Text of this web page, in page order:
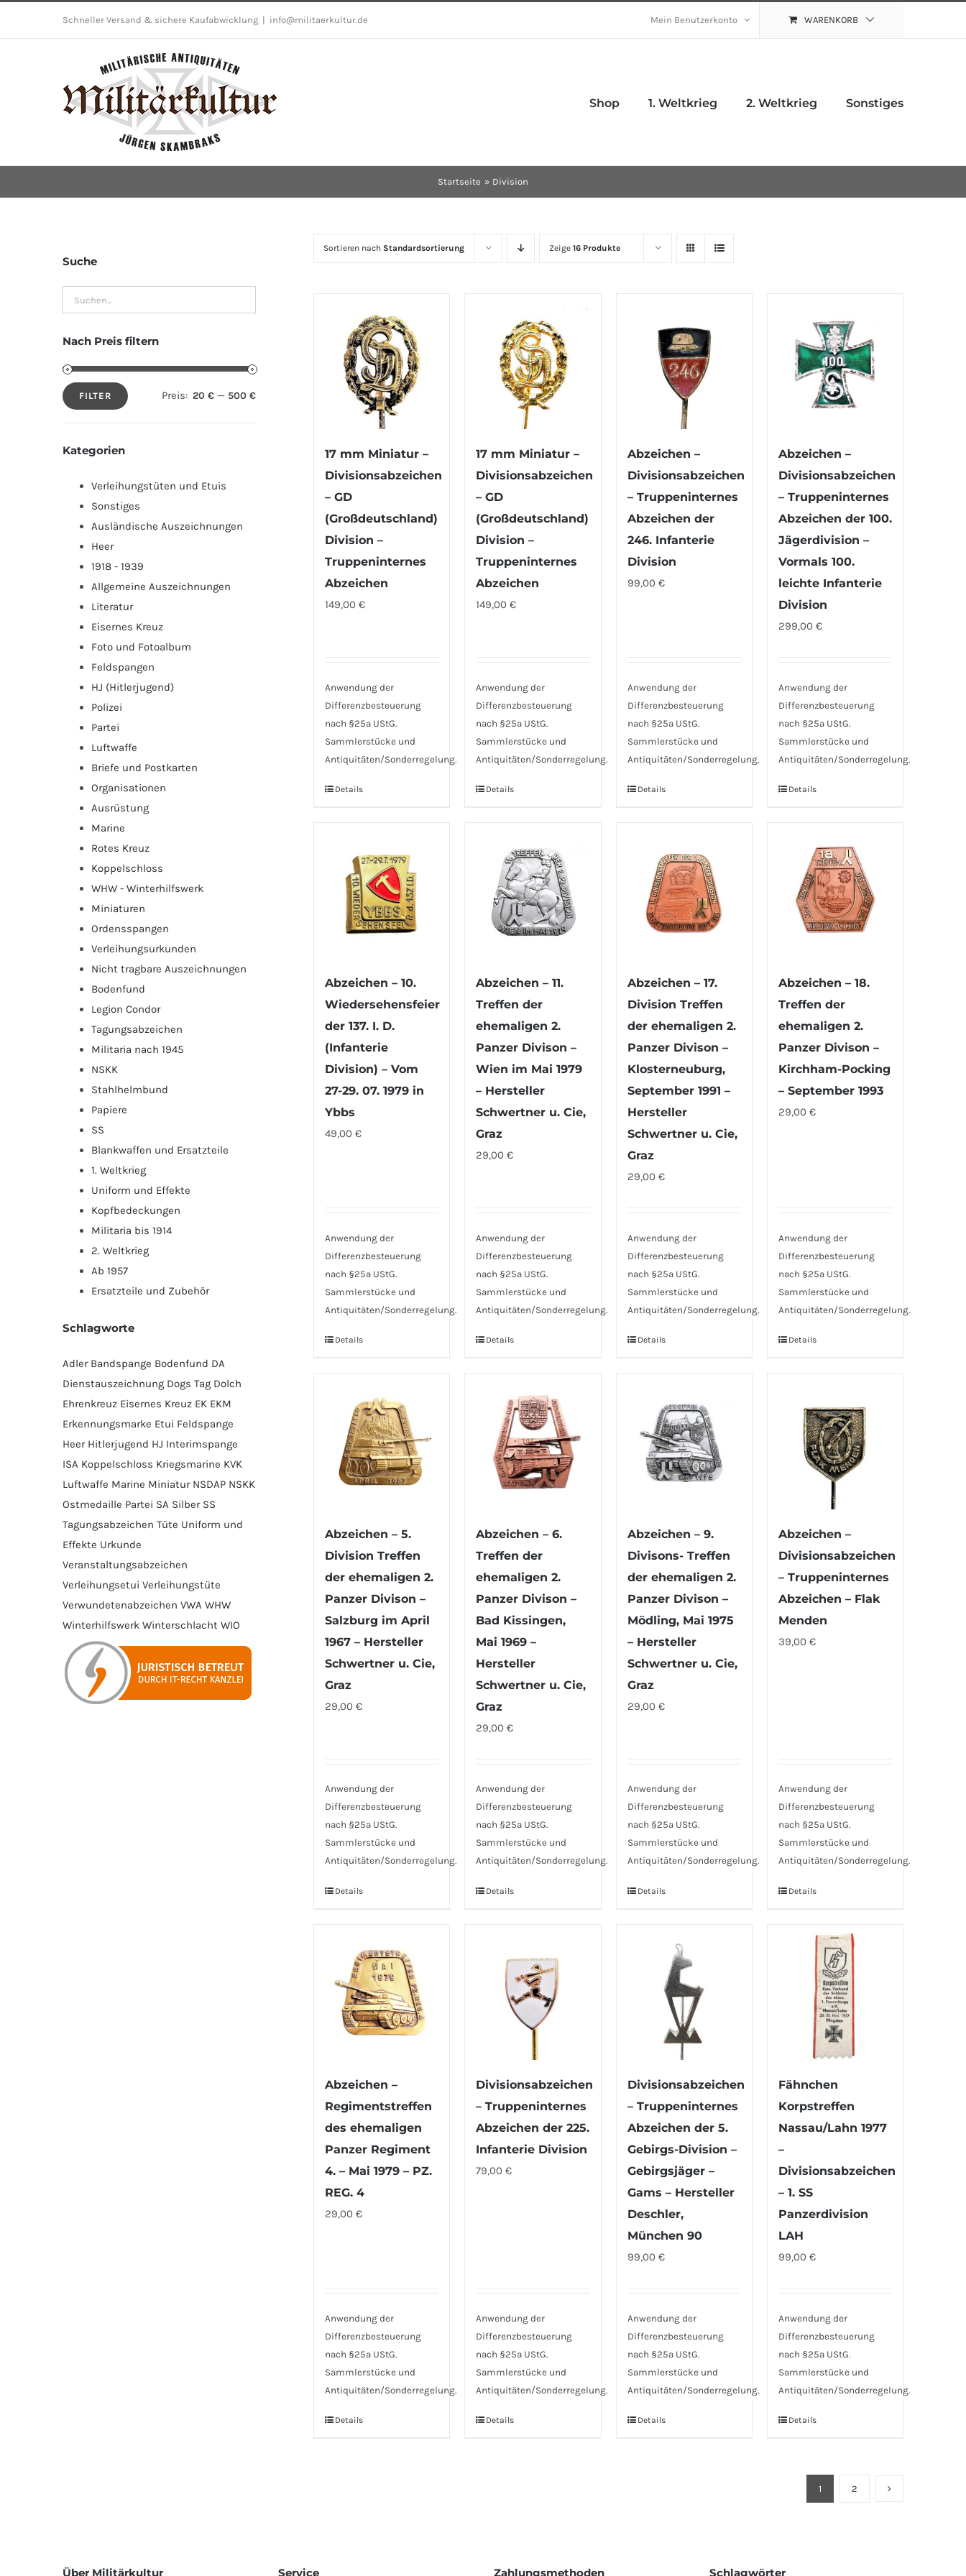
Schneller Versand & sichere Kaufabwicklung info@militaerkultur.de Mein Benutzerkonto WARENKORB
Shop 1. Weltkrieg 2. Weltkrieg Sonstiges
Startseite Division
Sortieren nach Standardsortierung Zeige16 Produkte
17 mm Miniatur –
Divisionsabzeichen
– GD
(Großdeutschland)
Division –
Truppeninternes
Abzeichen
149,00€
Anwendung der
Differenzbesteuerung
nach §25a UStG.
Sammlerstücke und
Antiquitäten/Sonderregelung.
Details
17 mm Miniatur –
Divisionsabzeichen
– GD
(Großdeutschland)
Division –
Truppeninternes
Abzeichen
149,00€
Anwendung der
Differenzbesteuerung
nach §25a UStG.
Sammlerstücke und
Antiquitäten/Sonderregelung.
Details
Abzeichen –
Divisionsabzeichen
– Truppeninternes
Abzeichen der
246. Infanterie
Division
99,00 €
Anwendung der
Differenzbesteuerung
nach §25a UStG.
Sammlerstücke und
Antiquitäten/Sonderregelung.
Details
Abzeichen –
Divisionsabzeichen
– Truppeninternes
Abzeichen der 100.
Jägerdivision –
Vormals 100.
leichte Infanterie
Division
299,00 €
Anwendung der
Differenzbesteuerung
nach §25a UStG.
Sammlerstücke und
Antiquitäten/Sonderregelung.
Details
Abzeichen – 10.
Wiedersehensfeier
der 137. I. D.
(Infanterie
Division) – Vom
27-29. 07. 1979 in
Ybbs
49,00€
Anwendung der
Differenzbesteuerung
nach §25a UStG.
Sammlerstücke und
Antiquitäten/Sonderregelung.
Details
Abzeichen – 11.
Treffen der
ehemaligen 2.
Panzer Divison –
Wien im Mai 1979
– Hersteller
Schwertner u. Cie,
Graz
29,00€
Anwendung der
Differenzbesteuerung
nach §25a UStG.
Sammlerstücke und
Antiquitäten/Sonderregelung.
Details
Abzeichen – 17.
Division Treffen
der ehemaligen 2.
Panzer Divison –
Klosterneuburg,
September 1991 –
Hersteller
Schwertner u. Cie,
Graz
29,00 €
Anwendung der
Differenzbesteuerung
nach §25a UStG.
Sammlerstücke und
Antiquitäten/Sonderregelung.
Details
Abzeichen – 18.
Treffen der
ehemaligen 2.
Panzer Divison –
Kirchham-Pocking
– September 1993
29,00 €
Anwendung der
Differenzbesteuerung
nach §25a UStG.
Sammlerstücke und
Antiquitäten/Sonderregelung.
Details
Abzeichen – 5.
Division Treffen
der ehemaligen 2.
Panzer Divison –
Salzburg im April
1967 – Hersteller
Schwertner u. Cie,
Graz
29,00€
Anwendung der
Differenzbesteuerung
nach §25a UStG.
Sammlerstücke und
Antiquitäten/Sonderregelung.
Details
Abzeichen – 6.
Treffen der
ehemaligen 2.
Panzer Divison –
Bad Kissingen,
Mai 1969 –
Hersteller
Schwertner u. Cie,
Graz
29,00€
Anwendung der
Differenzbesteuerung
nach §25a UStG.
Sammlerstücke und
Antiquitäten/Sonderregelung.
Details
Abzeichen – 9.
Divisons- Treffen
der ehemaligen 2.
Panzer Divison –
Mödling, Mai 1975
– Hersteller
Schwertner u. Cie,
Graz
29,00 €
Anwendung der
Differenzbesteuerung
nach §25a UStG.
Sammlerstücke und
Antiquitäten/Sonderregelung.
Details
Abzeichen –
Divisionsabzeichen
– Truppeninternes
Abzeichen – Flak
Menden
39,00 €
Anwendung der
Differenzbesteuerung
nach §25a UStG.
Sammlerstücke und
Antiquitäten/Sonderregelung.
Details
Abzeichen –
Regimentstreffen
des ehemaligen
Panzer Regiment
4. – Mai 1979 – PZ.
REG. 4
29,00€
Anwendung der
Differenzbesteuerung
nach §25a UStG.
Sammlerstücke und
Antiquitäten/Sonderregelung.
Details
Divisionsabzeichen
– Truppeninternes
Abzeichen der 225.
Infanterie Division
79,00€
Anwendung der
Differenzbesteuerung
nach §25a UStG.
Sammlerstücke und
Antiquitäten/Sonderregelung.
Details
Divisionsabzeichen
– Truppeninternes
Abzeichen der 5.
Gebirgs-Division –
Gebirgsjäger –
Gams – Hersteller
Deschler,
München 90
99,00 €
Anwendung der
Differenzbesteuerung
nach §25a UStG.
Sammlerstücke und
Antiquitäten/Sonderregelung.
Details
Fähnchen
Korpstreffen
Nassau/Lahn 1977
–
Divisionsabzeichen
– 1. SS
Panzerdivision
LAH
99,00 €
Anwendung der
Differenzbesteuerung
nach §25a UStG.
Sammlerstücke und
Antiquitäten/Sonderregelung.
Details
1 2
Suche
Nach Preis filtern
Min.
Max.
FILTER Preis: 20 € — 500 €
Kategorien
Verleihungstüten und Etuis
Sonstiges
Ausländische Auszeichnungen
Heer
1918 - 1939
Allgemeine Auszeichnungen
Literatur
Eisernes Kreuz
Foto und Fotoalbum
Feldspangen
HJ (Hitlerjugend)
Polizei
Partei
Luftwaffe
Briefe und Postkarten
Organisationen
Ausrüstung
Marine
Rotes Kreuz
Koppelschloss
WHW - Winterhilfswerk
Miniaturen
Ordensspangen
Verleihungsurkunden
Nicht tragbare Auszeichnungen
Bodenfund
Legion Condor
Tagungsabzeichen
Militaria nach 1945
NSKK
Stahlhelmbund
Papiere
SS
Blankwaffen und Ersatzteile
1. Weltkrieg
Uniform und Effekte
Kopfbedeckungen
Militaria bis 1914
2. Weltkrieg
Ab 1957
Ersatzteile und Zubehör
Schlagworte
Adler Bandspange Bodenfund DA
Dienstauszeichnung Dogs Tag Dolch
Ehrenkreuz Eisernes Kreuz EK EKM
Erkennungsmarke Etui Feldspange
Heer Hitlerjugend HJ Interimspange
ISA Koppelschloss Kriegsmarine KVK
Luftwaffe Marine Miniatur NSDAP NSKK
Ostmedaille Partei SA Silber SS
Tagungsabzeichen Tüte Uniform und
Effekte Urkunde
Veranstaltungsabzeichen
Verleihungsetui Verleihungstüte
Verwundetenabzeichen VWA WHW
Winterhilfswerk Winterschlacht WIO
Über Militärkultur Service Zahlungsmethoden Schlagwörter